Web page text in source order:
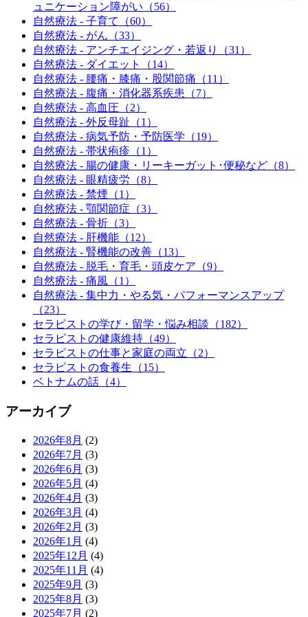
ュニケーション障がい（56）
自然療法 - 子育て（60）
自然療法 - がん（33）
自然療法 - アンチエイジング・若返り（31）
自然療法 - ダイエット（14）
自然療法 - 腰痛・膝痛・股関節痛（11）
自然療法 - 腹痛・消化器系疾患（7）
自然療法 - 高血圧（2）
自然療法 - 外反母趾（1）
自然療法 - 病気予防・予防医学（19）
自然療法 - 帯状疱疹（1）
自然療法 - 腸の健康・リーキーガット･便秘など（8）
自然療法 - 眼精疲労（8）
自然療法 - 禁煙（1）
自然療法 - 顎関節症（3）
自然療法 - 骨折（3）
自然療法 - 肝機能（12）
自然療法 - 腎機能の改善（13）
自然療法 - 脱毛・育毛・頭皮ケア（9）
自然療法 - 痛風（1）
自然療法 - 集中力・やる気・パフォーマンスアップ
（23）
セラピストの学び・留学・悩み相談（182）
セラピストの健康維持（49）
セラピストの仕事と家庭の両立（2）
セラピストの食養生（15）
ベトナムの話（4）
アーカイブ
2026年8月 (2)
2026年7月 (3)
2026年6月 (3)
2026年5月 (4)
2026年4月 (3)
2026年3月 (4)
2026年2月 (3)
2026年1月 (4)
2025年12月 (4)
2025年11月 (4)
2025年9月 (3)
2025年8月 (3)
2025年7月 (2)